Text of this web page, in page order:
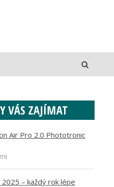
VÁS ZAJÍMAT
Air Pro 2.0 Phototronic
– každý rok lépe